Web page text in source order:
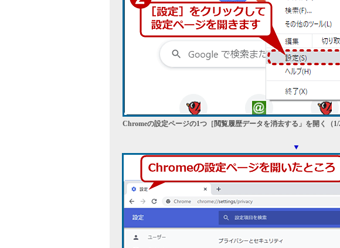
Chromeの設定ページの1つ［閲覧履歴データを消去する」を開く（1/2
▼